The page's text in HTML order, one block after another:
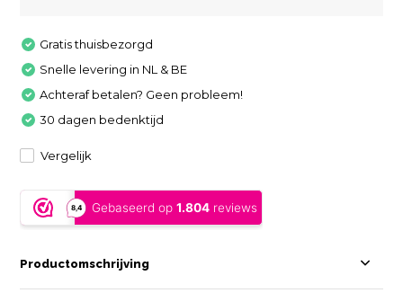
Gratis thuisbezorgd
Snelle levering in NL & BE
Achteraf betalen? Geen probleem!
30 dagen bedenktijd
Vergelijk
Productomschrijving